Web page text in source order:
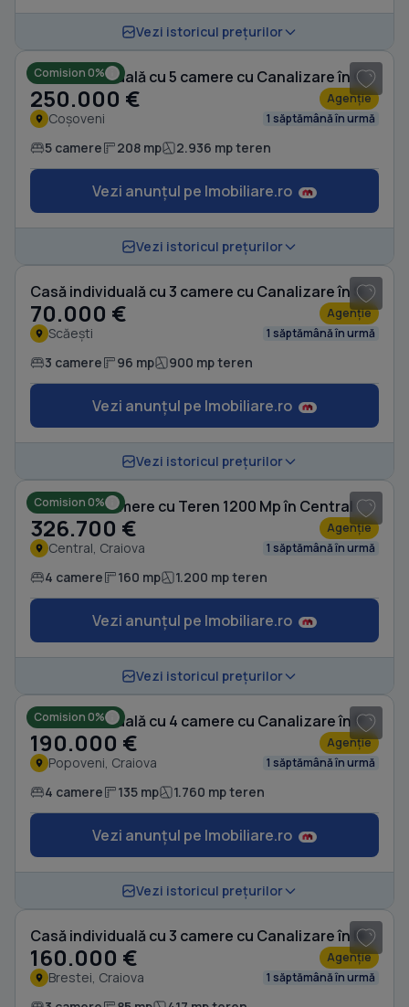
Vezi istoricul prețurilor
Comision 0% Casă individuală cu 5 camere cu Canalizare în Coșoveni
250.000 € Agenție
Coșoveni 1 săptămână în urmă
5 camere 208 mp 2.936 mp teren
Vezi anunțul pe Imobiliare.ro
Vezi istoricul prețurilor
Casă individuală cu 3 camere cu Canalizare în Scăești
70.000 € Agenție
Scăești 1 săptămână în urmă
3 camere 96 mp 900 mp teren
Vezi anunțul pe Imobiliare.ro
Vezi istoricul prețurilor
Comision 0%
Casă cu 4 camere cu Teren 1200 Mp în Central
326.700 € Agenție
Central, Craiova 1 săptămână în urmă
4 camere 160 mp 1.200 mp teren
Vezi anunțul pe Imobiliare.ro
Vezi istoricul prețurilor
Comision 0% Casă individuală cu 4 camere cu Canalizare în Popoveni
190.000 € Agenție
Popoveni, Craiova 1 săptămână în urmă
4 camere 135 mp 1.760 mp teren
Vezi anunțul pe Imobiliare.ro
Vezi istoricul prețurilor
Casă individuală cu 3 camere cu Canalizare în Brestei
160.000 € Agenție
Brestei, Craiova 1 săptămână în urmă